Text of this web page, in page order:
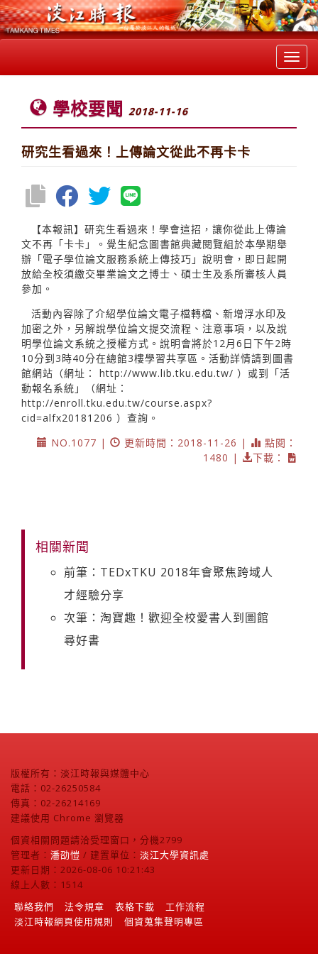
學校要聞 2018-11-16
研究生看過來！上傳論文從此不再卡卡
【本報訊】研究生看過來！學會這招，讓你從此上傳論
文不再「卡卡」。覺生紀念圖書館典藏閱覽組於本學期舉
辦「電子學位論文服務系統上傳技巧」說明會，即日起開
放給全校須繳交畢業論文之博士、碩士生及系所審核人員
參加。
活動內容除了介紹學位論文電子檔轉檔、新增浮水印及
加密之外，另解說學位論文提交流程、注意事項，以及說
明學位論文系統之授權方式。說明會將於12月6日下午2時
10分到3時40分在總館3樓學習共享區。活動詳情請到圖書
館網站（網址： http://www.lib.tku.edu.tw/ ）或到「活
動報名系統」（網址：
http://enroll.tku.edu.tw/course.aspx?
cid=alfx20181206 ）查詢。
NO.1077 |
更新時間：2018-11-26 |
點閱：
1480 |
下載：
相關新聞
前筆：TEDxTKU 2018年會聚焦跨域人
才經驗分享
次筆：淘寶趣！歡迎全校愛書人到圖館
尋好書
版權所有：淡江時報與媒體中心
電話：02-26250584
傳真：02-26214169
建議使用 Chrome 瀏覽器
個資相關問題請洽受理窗口，分機2799
管理者： 潘劭愷 / 建置單位： 淡江大學資訊處
更新日期：2026-08-06 10:21:43
線上人數：1514
聯絡我們
法令規章 表格下載
工作流程
淡江時報網頁使用規則
個資蒐集聲明專區